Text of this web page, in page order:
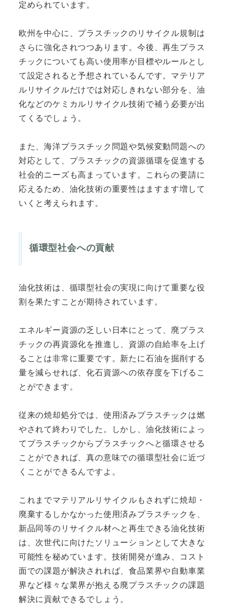
定められています。
欧州を中心に、プラスチックのリサイクル規制は
さらに強化されつつあります。今後、再生プラス
チックについても高い使用率が目標やルールとし
て設定されると予想されているんです。マテリア
ルリサイクルだけでは対応しきれない部分を、油
化などのケミカルリサイクル技術で補う必要が出
てくるでしょう。
また、海洋プラスチック問題や気候変動問題への
対応として、プラスチックの資源循環を促進する
社会的ニーズも高まっています。これらの要請に
応えるため、油化技術の重要性はますます増して
いくと考えられます。
循環型社会への貢献
油化技術は、循環型社会の実現に向けて重要な役
割を果たすことが期待されています。
エネルギー資源の乏しい日本にとって、廃プラス
チックの再資源化を推進し、資源の自給率を上げ
ることは非常に重要です。新たに石油を掘削する
量を減らせれば、化石資源への依存度を下げるこ
とができます。
従来の焼却処分では、使用済みプラスチックは燃
やされて終わりでした。しかし、油化技術によっ
てプラスチックからプラスチックへと循環させる
ことができれば、真の意味での循環型社会に近づ
くことができるんですよ。
これまでマテリアルリサイクルもされずに焼却・
廃棄するしかなかった使用済みプラスチックを、
新品同等のリサイクル材へと再生できる油化技術
は、次世代に向けたソリューションとして大きな
可能性を秘めています。技術開発が進み、コスト
面での課題が解決されれば、食品業界や自動車業
界など様々な業界が抱える廃プラスチックの課題
解決に貢献できるでしょう。